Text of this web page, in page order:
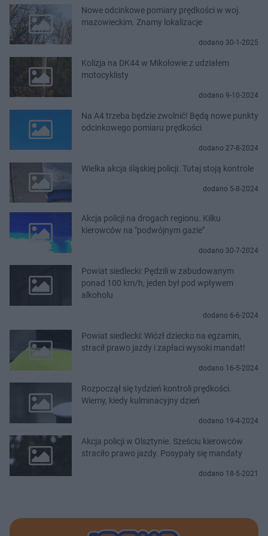
Nowe odcinkowe pomiary prędkości w woj.
mazowieckim. Znamy lokalizacje
dodano 30-1-2025
Kolizja na DK44 w Mikołowie z udziałem
motocyklisty
dodano 9-10-2024
Na A4 trzeba będzie zwolnić! Będą nowe punkty
odcinkowego pomiaru prędkości
dodano 27-8-2024
Wielka akcja śląskiej policji. Tutaj stoją kontrole
dodano 5-8-2024
Akcja policji na drogach regionu. Kilku
kierowców na "podwójnym gazie"
dodano 30-7-2024
Powiat siedlecki: Pędzili w zabudowanym
ponad 100 km/h, jeden był pod wpływem
alkoholu
dodano 6-6-2024
Powiat siedlecki: Wiózł dziecko na egzamin,
stracił prawo jazdy i zapłaci wysoki mandat!
dodano 16-5-2024
Rozpoczął się tydzień kontroli prędkości.
Wiemy, kiedy kulminacyjny dzień
dodano 19-4-2024
Akcja policji w Olsztynie. Sześciu kierowców
straciło prawo jazdy. Posypały się mandaty
dodano 18-5-2021